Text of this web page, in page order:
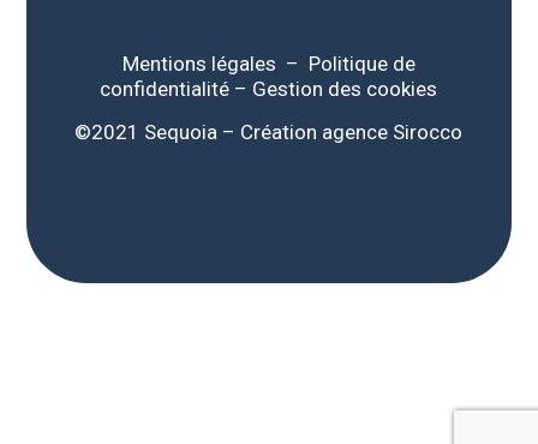
Mentions légales – Politique de
confidentialité – Gestion des cookies
©2021 Sequoia – Création agence Sirocco